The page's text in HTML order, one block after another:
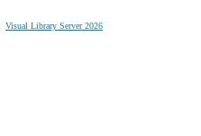
Visual Library Server 2026